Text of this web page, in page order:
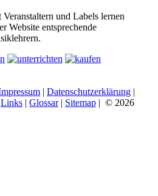
und Labels lernen
Website entsprechende
| Datenschutzerklärung |
Links | Glossar| Sitemap | © 2026